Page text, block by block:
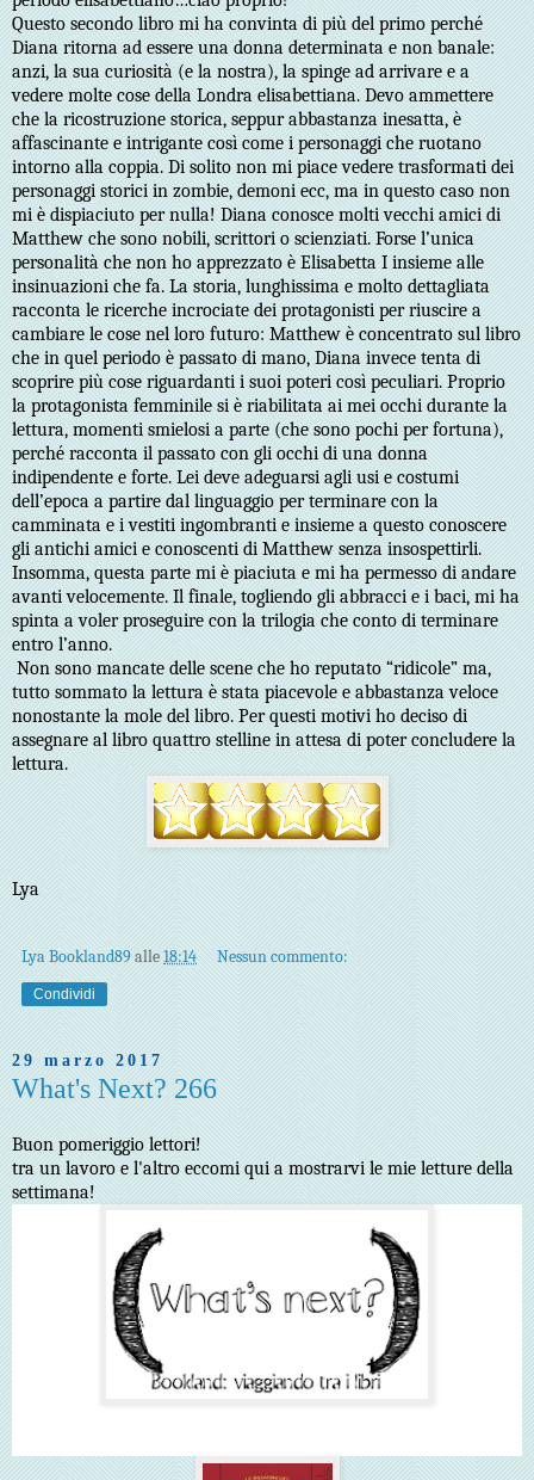
Questo secondo libro mi ha convinta di più del primo perché
Diana ritorna ad essere una donna determinata e non banale:
anzi, la sua curiosità (e la nostra), la spinge ad arrivare e a
vedere molte cose della Londra elisabettiana. Devo ammettere
che la ricostruzione storica, seppur abbastanza inesatta, è
affascinante e intrigante così come i personaggi che ruotano
intorno alla coppia. Di solito non mi piace vedere trasformati dei
personaggi storici in zombie, demoni ecc, ma in questo caso non
mi è dispiaciuto per nulla! Diana conosce molti vecchi amici di
Matthew che sono nobili, scrittori o scienziati. Forse l’unica
personalità che non ho apprezzato è Elisabetta I insieme alle
insinuazioni che fa. La storia, lunghissima e molto dettagliata
racconta le ricerche incrociate dei protagonisti per riuscire a
cambiare le cose nel loro futuro: Matthew è concentrato sul libro
che in quel periodo è passato di mano, Diana invece tenta di
scoprire più cose riguardanti i suoi poteri così peculiari. Proprio
la protagonista femminile si è riabilitata ai mei occhi durante la
lettura, momenti smielosi a parte (che sono pochi per fortuna),
perché racconta il passato con gli occhi di una donna
indipendente e forte. Lei deve adeguarsi agli usi e costumi
dell’epoca a partire dal linguaggio per terminare con la
camminata e i vestiti ingombranti e insieme a questo conoscere
gli antichi amici e conoscenti di Matthew senza insospettirli.
Insomma, questa parte mi è piaciuta e mi ha permesso di andare
avanti velocemente. Il finale, togliendo gli abbracci e i baci, mi ha
spinta a voler proseguire con la trilogia che conto di terminare
entro l’anno.
Non sono mancate delle scene che ho reputato “ridicole” ma,
tutto sommato la lettura è stata piacevole e abbastanza veloce
nonostante la mole del libro. Per questi motivi ho deciso di
assegnare al libro quattro stelline in attesa di poter concludere la
lettura.
Lya
Lya Bookland89alle18:14 Nessun commento:
Condividi
29 marzo 2017
What's Next? 266
Buon pomeriggio lettori!
tra un lavoro e l'altro eccomi qui a mostrarvi le mie letture della
settimana!